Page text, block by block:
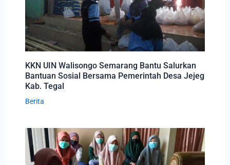
KKN UIN Walisongo Semarang Bantu Salurkan
Bantuan Sosial Bersama Pemerintah Desa Jejeg
Kab. Tegal
Berita